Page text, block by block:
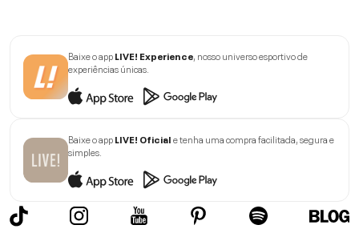
Baixe o appLIVE! Experience , nosso universo esportivo de
experiências únicas.
Baixe o appLIVE! Oficiale tenha uma compra facilitada, segura e
simples.